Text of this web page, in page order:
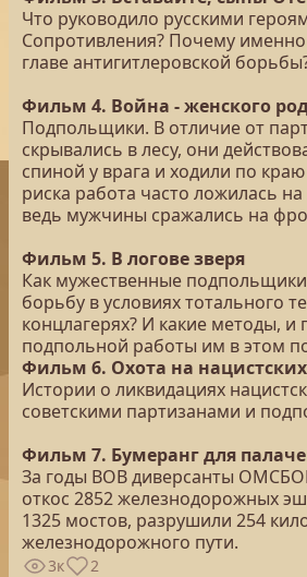
Что руководило русскими
Сопротивления? Почему
главе антигитлеровской
Фильм 4. Война - женского
Подпольщики. В отличие от
скрывались в лесу, они
спиной у врага и ходили по
риска работа часто ложилась
ведь мужчины сражались на
Фильм 5. В логове зверя
Как мужественные
борьбу в условиях тотального
концлагерях? И какие методы,
подпольной работы им в этом
Фильм 6. Охота на нацистских
Истории о ликвидациях
советскими партизанами и
Фильм 7. Бумеранг для
За годы ВОВ диверсанты
откос 2852 железнодорожных
1325 мостов, разрушили 254
железнодорожного пути.
3к 2